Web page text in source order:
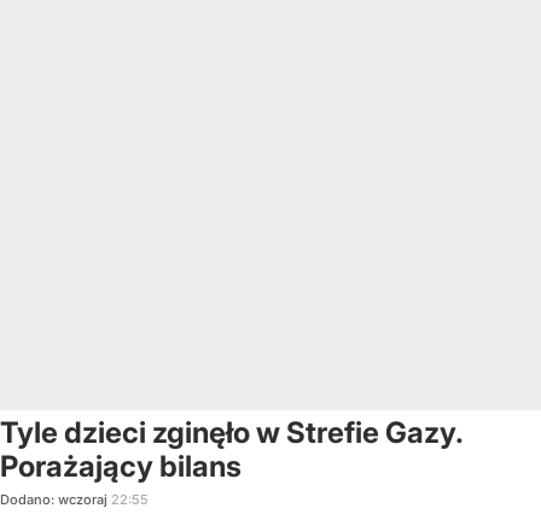
Tyle dzieci zginęło w Strefie Gazy.
Porażający bilans
Dodano: wczoraj 22:55